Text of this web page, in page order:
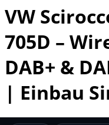
VW
705D –
DAB+ &
| Einbau